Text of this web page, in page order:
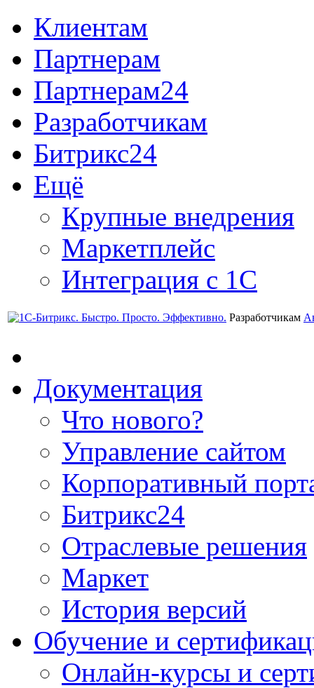
Клиентам
Партнерам
Партнерам24
Разработчикам
Битрикс24
Ещё
Крупные внедрения
Маркетплейс
Интеграция с 1С
Разработчикам
Документация
Что нового?
Управление сайтом
Корпоративный
Битрикс24
Отраслевые решения
Маркет
История версий
Обучение и
Онлайн-курсы и